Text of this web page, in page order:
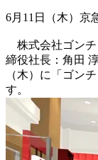
6月11日（木）京
株式会社ゴンチ
締役社長：角田
（木）に「ゴン
す。